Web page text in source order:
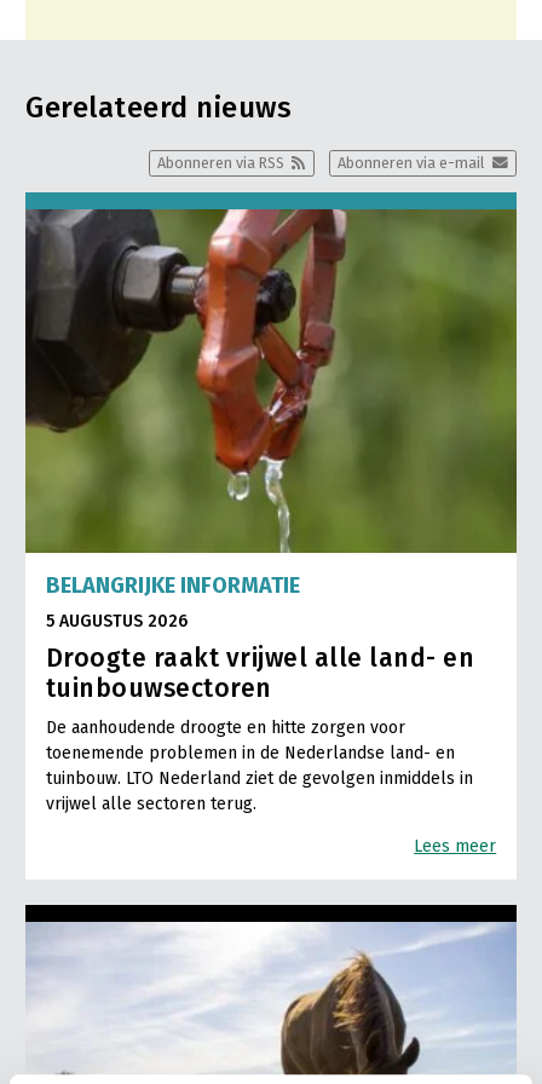
Gerelateerd nieuws
Abonneren via e-mail
Abonneren via RSS
BELANGRIJKE INFORMATIE
5 AUGUSTUS 2026
Droogte raakt vrijwel alle land- en
tuinbouwsectoren
De aanhoudende droogte en hitte zorgen voor
toenemende problemen in de Nederlandse land- en
tuinbouw. LTO Nederland ziet de gevolgen inmiddels in
vrijwel alle sectoren terug.
Lees meer